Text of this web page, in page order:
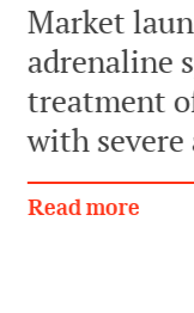
Market
adrenaline
treatment
with severe
Read more